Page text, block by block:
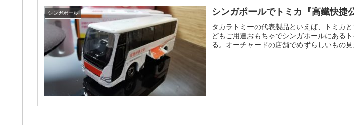
シンガポール シンガポールでトミカ『高鐵快捷
タカラトミーの代表製品といえば、トミカ
どもご用達おもちゃでシンガポールにある
る。オーチャードの店舗でめずらしいもの見